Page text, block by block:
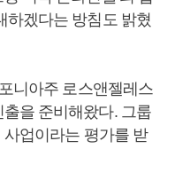
하겠다는 방침도 밝혔
니아주 로스앤젤레스
을 준비해왔다. 그룹
업이라는 평가를 받